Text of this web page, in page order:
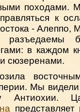
походами.
к
- Алеппо,
разъедаемы
в каждом
сюзеренами.
Мы